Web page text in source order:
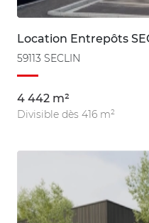
Location Entrepôts
59113 SECLIN
4 442 m²
Divisible dès 416 m²